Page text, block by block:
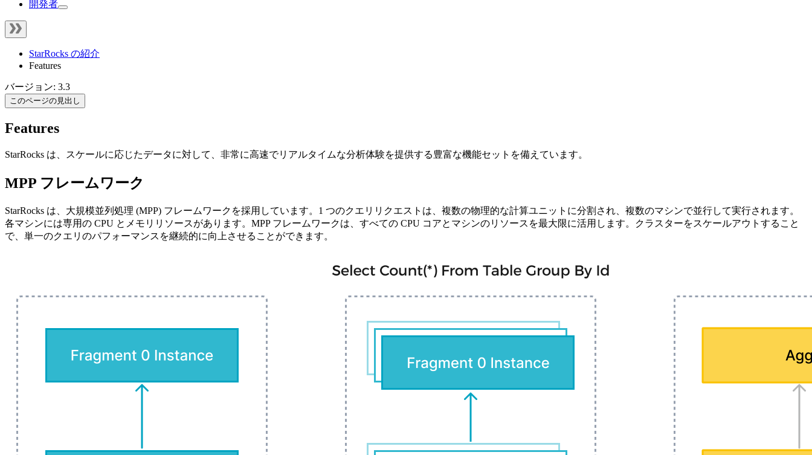
開発者
StarRocks の紹介
Features
バージョン: 3.3
このページの見出し
Features
StarRocks は、スケールに応じたデータに対して、非常に高速でリアルタイムな分析体験を提供する豊富な機能セットを備えています。
MPP フレームワーク
StarRocks は、大規模並列処理 (MPP) フレームワークを採用しています。1 つのクエリリクエストは、複数の物理的な計算ユニットに分割され、複数のマシンで並行して実行されます。
各マシンには専用の CPU とメモリリソースがあります。MPP フレームワークは、すべての CPU コアとマシンのリソースを最大限に活用します。クラスターをスケールアウトすること
で、単一のクエリのパフォーマンスを継続的に向上させることができます。